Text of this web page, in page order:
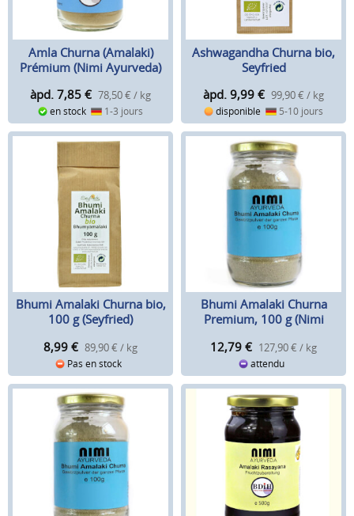
Amla Churna (Amalaki)
Prémium (Nimi Ayurveda)
àpd. 7,85 € 78,50 € / kg
en stock 1-3 jours
Ashwagandha Churna bio,
Seyfried
àpd. 9,99 € 99,90 € / kg
disponible 5-10 jours
Bhumi Amalaki Churna bio,
100 g (Seyfried)
8,99 € 89,90 € / kg
Pas en stock
Bhumi Amalaki Churna
Premium, 100 g (Nimi
12,79 € 127,90 € / kg
attendu